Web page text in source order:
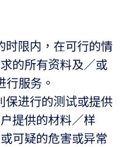
限内，在可行的情
的所有资料及／或
行服务。
进行的测试或提供
提供的材料／样
可疑的危害或异常